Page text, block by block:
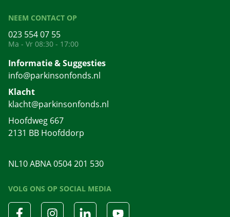
NEEM CONTACT OP
023 554 07 55
Ma - Vr 08:30 - 17:00
Informatie & Suggesties
info@parkinsonfonds.nl
Klacht
klacht@parkinsonfonds.nl
Hoofdweg 667
2131 BB Hoofddorp
NL10 ABNA 0504 201 530
VOLG ONS OP SOCIAL MEDIA